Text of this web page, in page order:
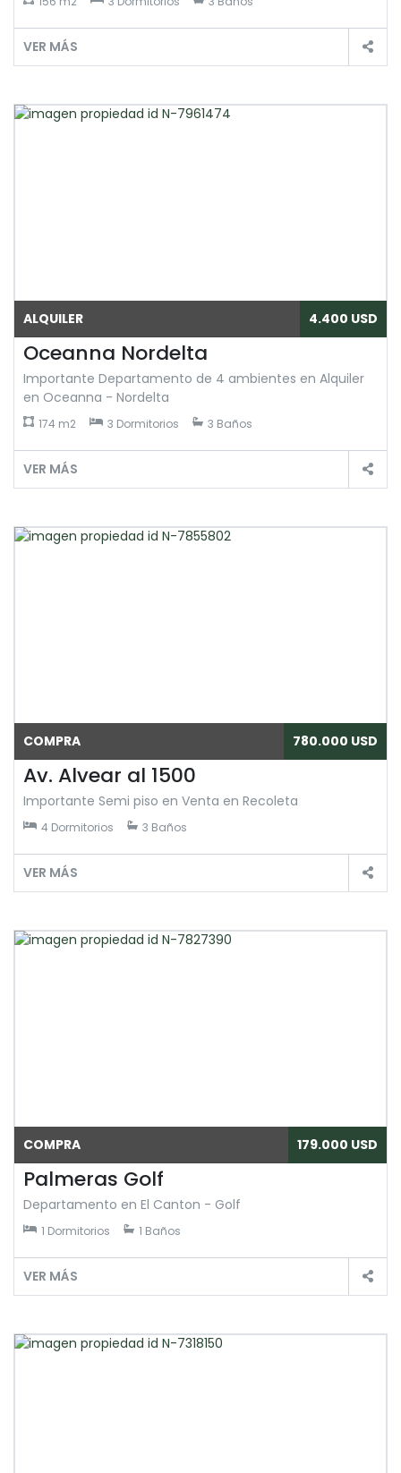
VER MÁS
ALQUILER 4.400 USD
Oceanna Nordelta
Importante Departamento de 4 ambientes en Alquiler
en Oceanna - Nordelta
174 m2 3 Dormitorios 3 Baños
VER MÁS
COMPRA 780.000 USD
Av. Alvear al 1500
Importante Semi piso en Venta en Recoleta
4 Dormitorios 3 Baños
VER MÁS
COMPRA 179.000 USD
Palmeras Golf
Departamento en El Canton - Golf
1 Dormitorios 1 Baños
VER MÁS